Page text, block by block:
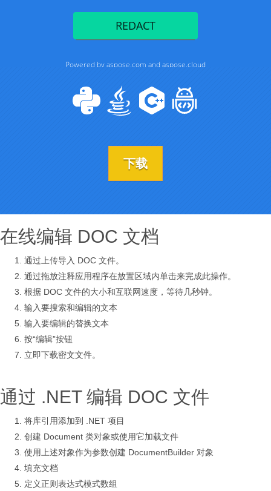
下载
在线编辑 DOC 文档
通过上传导入 DOC 文件。
通过拖放注释应用程序在放置区域内单击来完成此操作。
根据 DOC 文件的大小和互联网速度，等待几秒钟。
输入要搜索和编辑的文本
输入要编辑的替换文本
按“编辑”按钮
立即下载密文文件。
通过 .NET 编辑 DOC 文件
将库引用添加到 .NET 项目
创建 Document 类对象或使用它加载文件
使用上述对象作为参数创建 DocumentBuilder 对象
填充文档
定义正则表达式模式数组